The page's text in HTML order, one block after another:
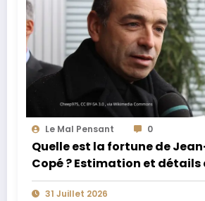
Le Mal Pensant 0
Quelle est la fortune de
Copé ? Estimation et détails
patrimoine
31 Juillet 2026